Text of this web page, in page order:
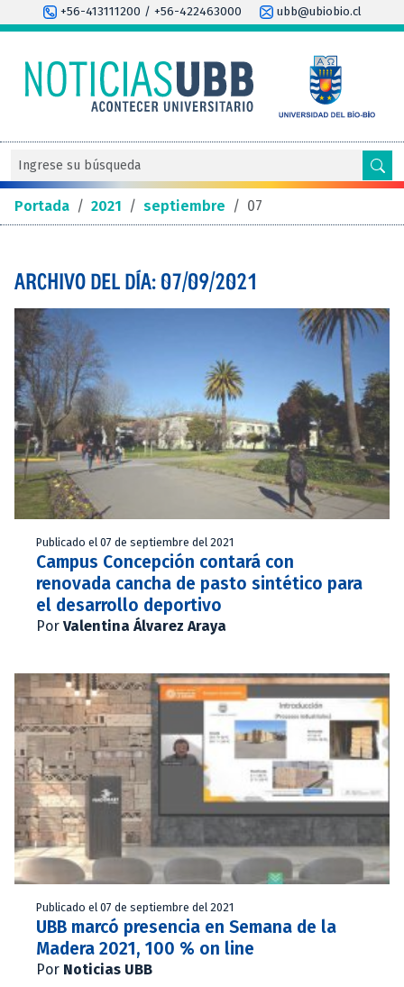
+56-413111200 / +56-422463000 ubb@ubiobio.cl
Portada / 2021 / septiembre / 07
ARCHIVO DEL DÍA: 07/09/2021
Publicado el 07 de septiembre del 2021
Campus Concepción contará con
renovada cancha de pasto sintético para
el desarrollo deportivo
Por Valentina Álvarez Araya
Publicado el 07 de septiembre del 2021
UBB marcó presencia en Semana de la
Madera 2021, 100 % on line
Por Noticias UBB